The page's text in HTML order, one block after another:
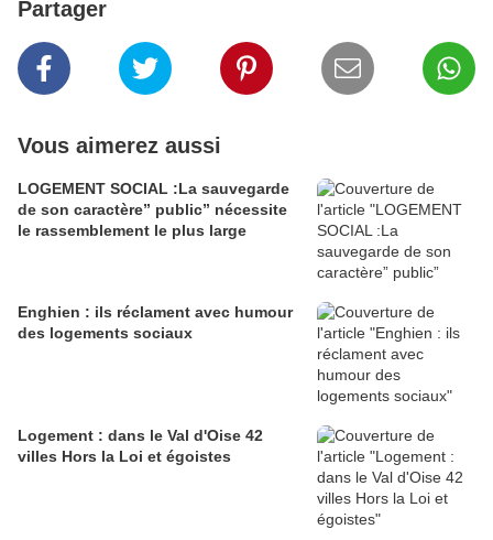
Partager
Vous aimerez aussi
LOGEMENT SOCIAL :La sauvegarde
de son caractère” public” nécessite
le rassemblement le plus large
Enghien : ils réclament avec humour
des logements sociaux
Logement : dans le Val d'Oise 42
villes Hors la Loi et égoistes